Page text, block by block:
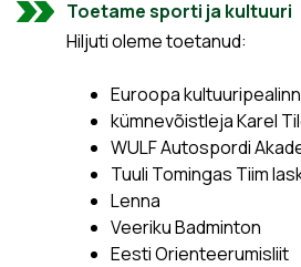
Toetame sporti ja kultuuri
Hiljuti oleme toetanud:
Euroopa
kümnevõistleja Karel
WULF Autospordi
Tuuli Tomingas Tiim
Lenna
Veeriku Badminton
Eesti Orienteerumisliit